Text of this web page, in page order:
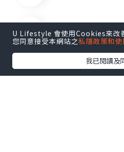
收藏
U Lifestyle 會使用Cookies來改
您同意接受本網站之私隱政策和
我已閱讀及